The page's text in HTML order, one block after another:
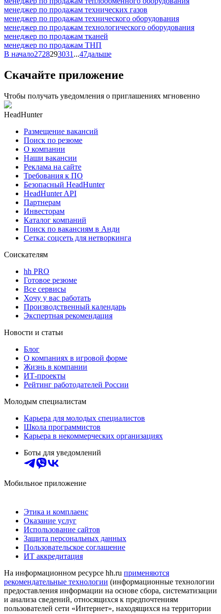
менеджер по продажам технических газов
менеджер по продажам технического оборудования
менеджер по продажам технологического оборудования
менеджер по продажам тканей
менеджер по продажам ТНП
В начало2728293031 ...47дальше
Скачайте приложение
Чтобы получать уведомления о приглашениях мгновенно
HeadHunter
Размещение вакансий
Поиск по резюме
О компании
Наши вакансии
Реклама на сайте
Требования к ПО
Безопасный HeadHunter
HeadHunter API
Партнерам
Инвесторам
Каталог компаний
Поиск по вакансиям в Анди
Сетка: соцсеть для нетворкинга
Соискателям
hh PRO
Готовое резюме
Все сервисы
Хочу у вас работать
Производственный календарь
Экспертная рекомендация
Новости и статьи
Блог
О компаниях в игровой форме
Жизнь в компании
ИТ-проекты
Рейтинг работодателей России
Молодым специалистам
Карьера для молодых специалистов
Школа программистов
Карьера в некоммерческих организациях
Боты для уведомлений
Мобильное приложение
Этика и комплаенс
Оказание услуг
Использование сайтов
Защита персональных данных
Пользовательское соглашение
ИТ аккредитация
На информационном ресурсе hh.ru применяются
рекомендательные технологии (информационные технологии
предоставления информации на основе сбора, систематизации
и анализа сведений, относящихся к предпочтениям
пользователей сети «Интернет», находящихся на территории